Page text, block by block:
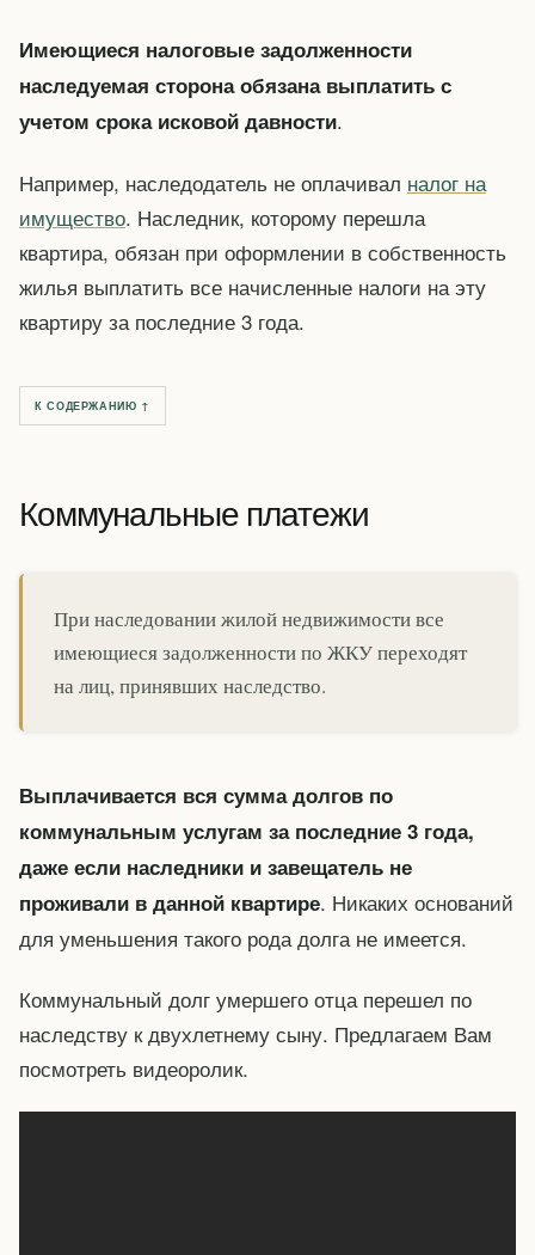
Имеющиеся налоговые задолженности
наследуемая сторона обязана выплатить с
учетом срока исковой давности.
Например, наследодатель не оплачивал налог на
имущество. Наследник, которому перешла
квартира, обязан при оформлении в собственность
жилья выплатить все начисленные налоги на эту
квартиру за последние 3 года.
К СОДЕРЖАНИЮ ↑
Коммунальные платежи
При наследовании жилой недвижимости все
имеющиеся задолженности по ЖКУ переходят
на лиц, принявших наследство.
Выплачивается вся сумма долгов по
коммунальным услугам за последние 3 года,
даже если наследники и завещатель не
проживали в данной квартире. Никаких оснований
для уменьшения такого рода долга не имеется.
Коммунальный долг умершего отца перешел по
наследству к двухлетнему сыну. Предлагаем Вам
посмотреть видеоролик.